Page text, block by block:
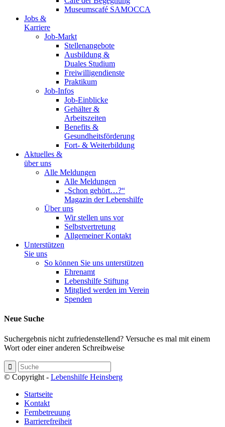
Museumscafé SAMOCCA
Jobs &
Karriere
Job-Markt
Stellenangebote
Ausbildung &
Duales Studium
Freiwilligendienste
Praktikum
Job-Infos
Job-Einblicke
Gehälter &
Arbeitszeiten
Benefits &
Gesundheitsförderung
Fort- & Weiterbildung
Aktuelles &
über uns
Alle Meldungen
Alle Meldungen
„Schon gehört…?“
Magazin der Lebenshilfe
Über uns
Wir stellen uns vor
Selbstvertretung
Allgemeiner Kontakt
Unterstützen
Sie uns
So können Sie uns unterstützen
Ehrenamt
Lebenshilfe Stiftung
Mitglied werden im Verein
Spenden
Neue Suche
Suchergebnis nicht zufriedenstellend? Versuche es mal mit einem
Wort oder einer anderen Schreibweise
© Copyright - Lebenshilfe Heinsberg
Startseite
Kontakt
Fernbetreuung
Barrierefreiheit